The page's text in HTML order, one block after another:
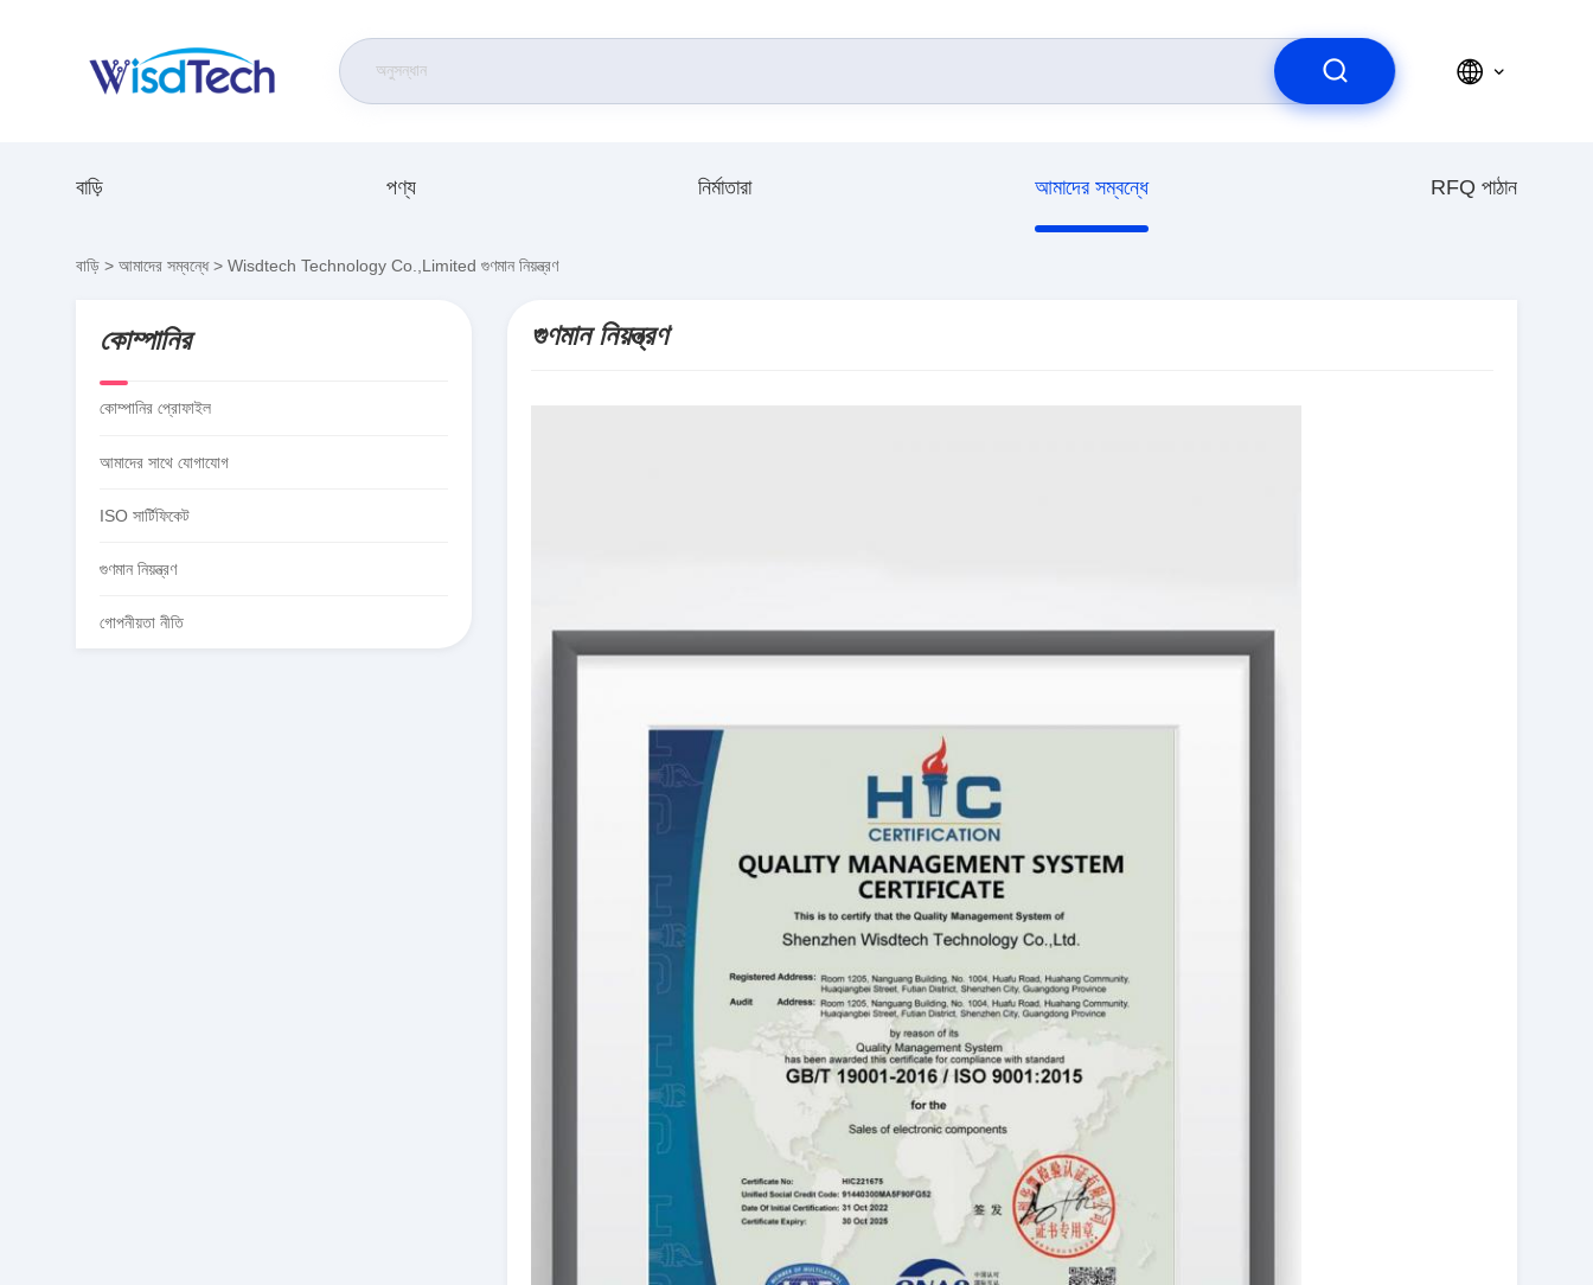
বাড়ি পণ্য নির্মাতারা আমাদের সম্বন্ধে RFQ পাঠান
বাড়ি > আমাদের সম্বন্ধে > Wisdtech Technology Co.,Limited গুণমান নিয়ন্ত্রণ
কোম্পানির
কোম্পানির প্রোফাইল
আমাদের সাথে যোগাযোগ
ISO সার্টিফিকেট
গুণমান নিয়ন্ত্রণ
গোপনীয়তা নীতি
গুণমান নিয়ন্ত্রণ